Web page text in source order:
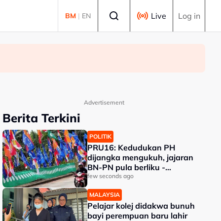
BM | EN Live Log in
Advertisement
Berita Terkini
POLITIK
PRU16: Kedudukan PH
dijangka mengukuh, jajaran
BN-PN pula berliku -
Penganalisis
few seconds ago
MALAYSIA
Pelajar kolej didakwa bunuh
bayi perempuan baru lahir